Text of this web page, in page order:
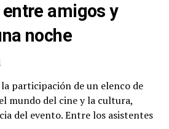
amigos y
noche
participación de un elenco de
mundo del cine y la cultura,
del evento. Entre los asistentes